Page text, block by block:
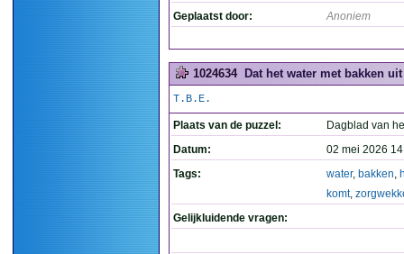
Geplaatst door: Anoniem
1024634 Dat het water met bakken
T.B.E.
Plaats van de puzzel:
Dagblad van
Datum:
02 mei 2026
Tags:
water, bakken,
komt,
Gelijkluidende vragen: